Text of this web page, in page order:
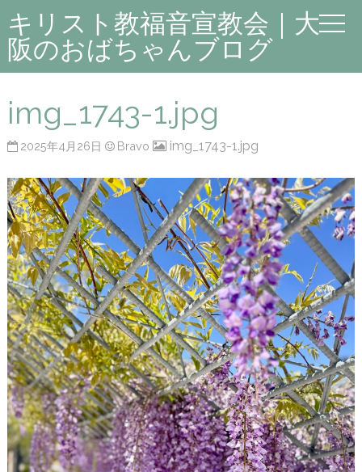
キリスト教福音宣教会｜大
阪のおばちゃんブログ
img_1743-1.jpg
2025年4月26日 Bravo img_1743-1.jpg